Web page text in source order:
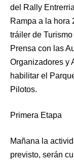
del Rally
Rampa a la hora
tráiler de
Prensa con las
Organizadores y
habilitar el
Pilotos.
Primera Etapa
Mañana la
previsto, serán